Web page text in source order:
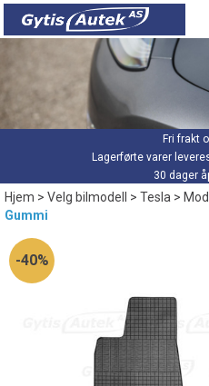
Fri frakt
Lagerførte varer
30 dager
Hjem>Velg bilmodell >Tesla>
Gummi
40%